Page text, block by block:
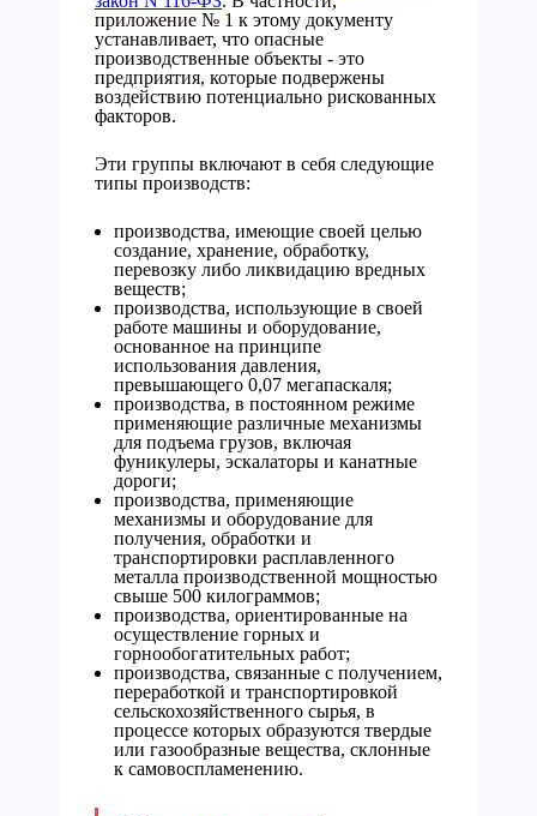
приложение № 1 к этому документу
устанавливает, что опасные
производственные объекты - это
предприятия, которые подвержены
воздействию потенциально рискованных
факторов.
Эти группы включают в себя следующие
типы производств:
производства, имеющие своей целью
создание, хранение, обработку,
перевозку либо ликвидацию вредных
веществ;
производства, использующие в своей
работе машины и оборудование,
основанное на принципе
использования давления,
превышающего 0,07 мегапаскаля;
производства, в постоянном режиме
применяющие различные механизмы
для подъема грузов, включая
фуникулеры, эскалаторы и канатные
дороги;
производства, применяющие
механизмы и оборудование для
получения, обработки и
транспортировки расплавленного
металла производственной мощностью
свыше 500 килограммов;
производства, ориентированные на
осуществление горных и
горнообогатительных работ;
производства, связанные с получением,
переработкой и транспортировкой
сельскохозяйственного сырья, в
процессе которых образуются твердые
или газообразные вещества, склонные
к самовоспламенению.